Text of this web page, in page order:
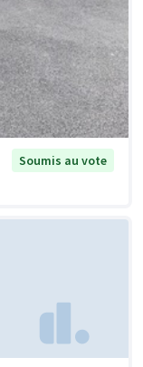
Soumis au vote